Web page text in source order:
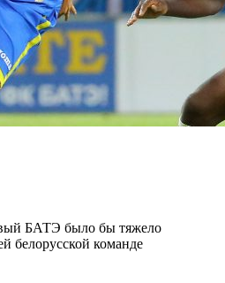
БАТЭ было бы тяжело
белорусской команде